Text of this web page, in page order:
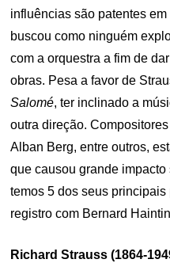
influências são patentes
buscou como ninguém
com a orquestra a fim de
obras. Pesa a favor de
Salomé, ter inclinado a
outra direção.
Alban Berg, entre outros,
que causou grande
temos 5 dos seus
registro com Bernard
Richard Strauss (1864-